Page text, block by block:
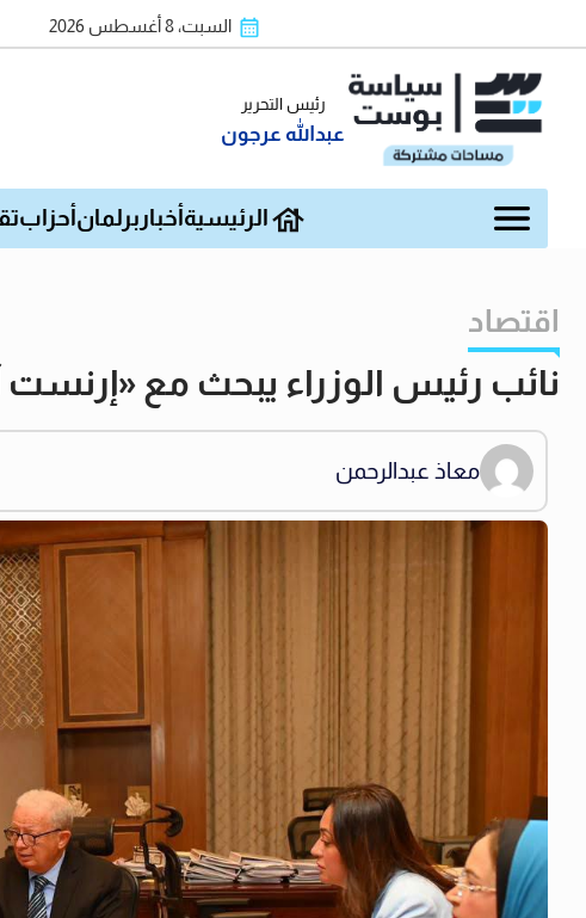
السبت، 8 أغسطس 2026
رئيس التحرير
عبدالله عرجون
الرئيسية أخبار برلمان أحزاب
اقتصاد
نائب رئيس الوزراء يبحث مع
معاذ عبدالرحمن